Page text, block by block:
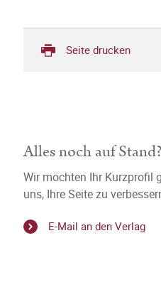
Seite drucken
Alles noch auf Stand?
Wir möchten Ihr Kurzprofil
uns, Ihre Seite zu
E-Mail an den Verlag